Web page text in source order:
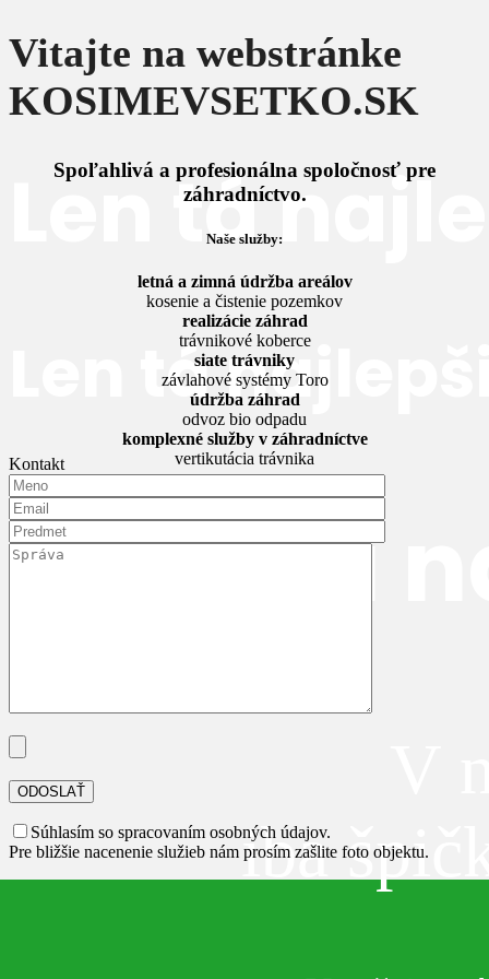
Len tá
Len tá
Len tá
iba
Vitajte na webstránke
KOSIMEVSETKO.SK
Spoľahlivá a profesionálna spoločnosť pre
záhradníctvo.
Naše služby:
letná a zimná údržba areálov
kosenie a čistenie pozemkov
realizácie záhrad
trávnikové koberce
siate trávniky
závlahové systémy Toro
údržba záhrad
odvoz bio odpadu
komplexné služby v záhradníctve
vertikutácia trávnika
Kontakt
Súhlasím so spracovaním osobných údajov.
Pre bližšie nacenenie služieb nám prosím zašlite foto objektu.